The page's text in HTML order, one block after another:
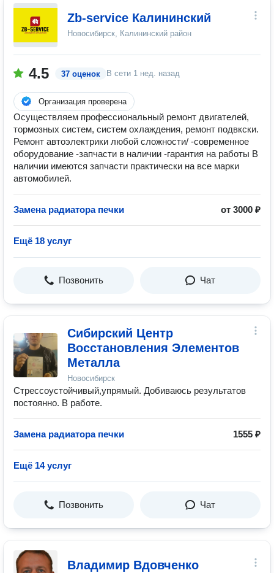
Zb-service Калининский
Новосибирск, Калининский район
4.5 37 оценок В сети 1 нед. назад
Организация проверена
Осуществляем профессиональный ремонт двигателей,
тормозных систем, систем охлаждения, ремонт подвкски.
Ремонт автоэлектрики любой сложности/ -современное
оборудование -запчасти в наличии -гарантия на работы В
наличии имеются запчасти практически на все марки
автомобилей.
Замена радиатора печки от 3000 ₽
Ещё 18 услуг
Позвонить Чат
Сибирский Центр
Восстановления Элементов
Металла
Новосибирск
Стрессоустойчивый,упрямый. Добиваюсь результатов
постоянно. В работе.
Замена радиатора печки 1555 ₽
Ещё 14 услуг
Позвонить Чат
Владимир Вдовченко